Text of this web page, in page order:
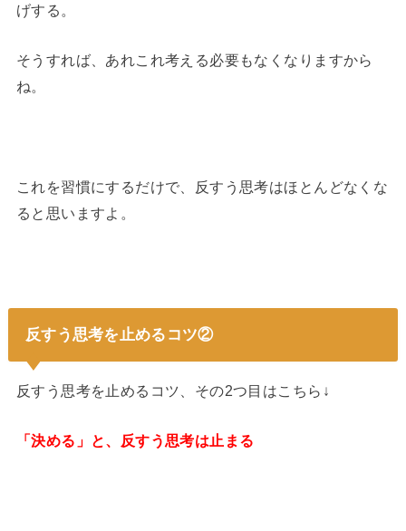
げする。
そうすれば、あれこれ考える必要もなくなりますから
ね。
これを習慣にするだけで、反すう思考はほとんどなくな
ると思いますよ。
反すう思考を止めるコツ②
反すう思考を止めるコツ、その2つ目はこちら↓
「決める」と、反すう思考は止まる